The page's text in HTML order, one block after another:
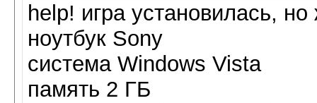
help! игра установилась,
ноутбук Sony
система Windows Vista
память 2 ГБ